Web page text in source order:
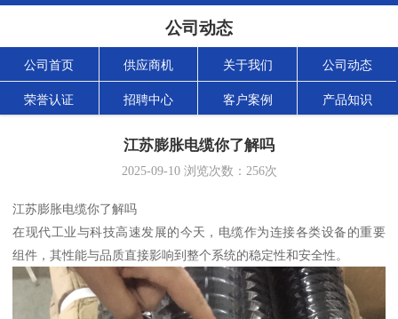
公司动态
公司首页 供应商机 关于我们 公司动态
荣誉认证 招聘中心 客户案例 产品知识
江苏膨胀电缆你了解吗
2025-09-10浏览次数： 256次
江苏膨胀电缆你了解吗
在现代工业与科技高速发展的今天，电缆作为连接各类设备的重要
组件，其性能与品质直接影响到整个系统的稳定性和安全性。